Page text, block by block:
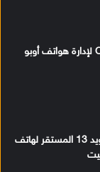
تحميل برنامج Oppo PC Suite لإدارة هواتف أوبو
تحميل تحديث MIUI 14 وأندرويد 13 المستقر لهاتف